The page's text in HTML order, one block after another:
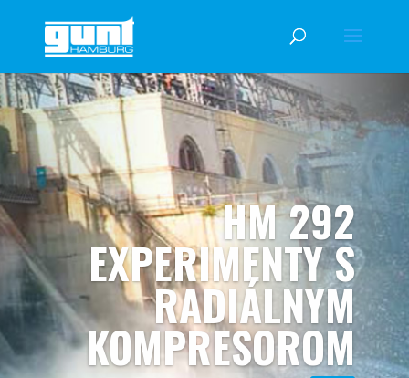
HM 292
EXPERIMENTY S
RADIÁLNYM
KOMPRESOROM